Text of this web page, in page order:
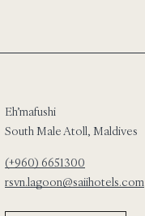
Eh’mafushi
South Male Atoll, Maldives
(+960) 6651300
rsvn.lagoon@saiihotels.com